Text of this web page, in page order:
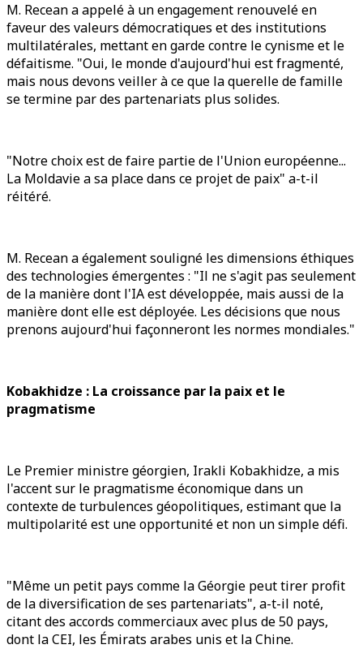
M. Recean a appelé à un engagement renouvelé en
faveur des valeurs démocratiques et des institutions
multilatérales, mettant en garde contre le cynisme et le
défaitisme. "Oui, le monde d'aujourd'hui est fragmenté,
mais nous devons veiller à ce que la querelle de famille
se termine par des partenariats plus solides.
"Notre choix est de faire partie de l'Union européenne...
La Moldavie a sa place dans ce projet de paix" a-t-il
réitéré.
M. Recean a également souligné les dimensions éthiques
des technologies émergentes : "Il ne s'agit pas seulement
de la manière dont l'IA est développée, mais aussi de la
manière dont elle est déployée. Les décisions que nous
prenons aujourd'hui façonneront les normes mondiales."
Kobakhidze : La croissance par la paix et le
pragmatisme
Le Premier ministre géorgien, Irakli Kobakhidze, a mis
l'accent sur le pragmatisme économique dans un
contexte de turbulences géopolitiques, estimant que la
multipolarité est une opportunité et non un simple défi.
"Même un petit pays comme la Géorgie peut tirer profit
de la diversification de ses partenariats", a-t-il noté,
citant des accords commerciaux avec plus de 50 pays,
dont la CEI, les Émirats arabes unis et la Chine.